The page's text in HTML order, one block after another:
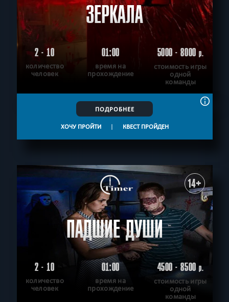
ЗЕРКАЛА
2 - 10
количество
человек
01:00
время на
прохождение
5000 - 8000р.
стоимость игры
одной
команды
ПОДРОБНЕЕ
ХОЧУ ПРОЙТИ | КВЕСТ ПРОЙДЕН
14+
ПАДШИЕ ДУШИ
2 - 10
количество
человек
01:00
время на
прохождение
4500 - 8500р.
стоимость игры
одной
команды